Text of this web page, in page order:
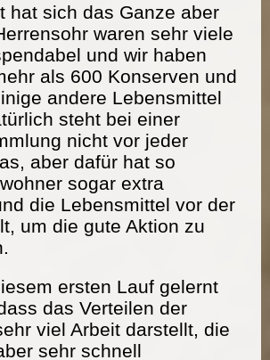
hat sich das Ganze aber
waren sehr viele
und wir haben
als 600 Konserven und
andere Lebensmittel
steht bei einer
nicht vor jeder
aber dafür hat so
sogar extra
die Lebensmittel vor der
um die gute Aktion zu
ersten Lauf gelernt
das Verteilen der
viel Arbeit darstellt, die
sehr schnell